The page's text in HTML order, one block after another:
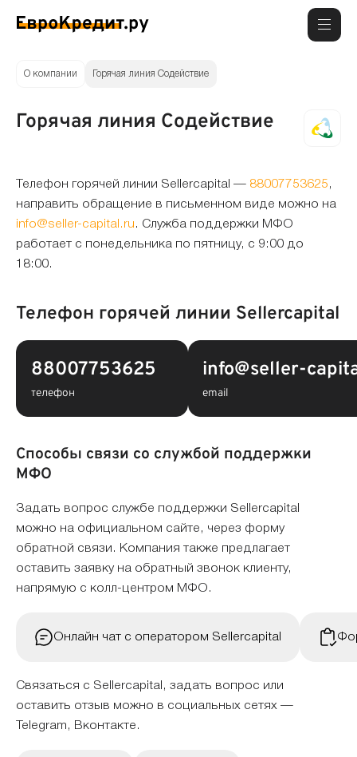
О компании Горячая линия Содействие
Горячая линия Содействие
Телефон горячей линии Sellercapital — 88007753625 ,
направить обращение в письменном виде можно на
info@seller-capital.ru . Служба поддержки МФО
работает с понедельника по пятницу, с 9:00 до
18:00.
Телефон горячей линии Sellercapital
88007753625
телефон
info@seller-
email
Способы связи со службой поддержки
МФО
Задать вопрос службе поддержки Sellercapital
можно на официальном сайте, через форму
обратной связи. Компания также предлагает
оставить заявку на обратный звонок клиенту,
напрямую с колл-центром МФО.
Онлайн чат с оператором Sellercapital
Связаться с Sellercapital, задать вопрос или
оставить отзыв можно в социальных сетях —
Telegram, Вконтакте.